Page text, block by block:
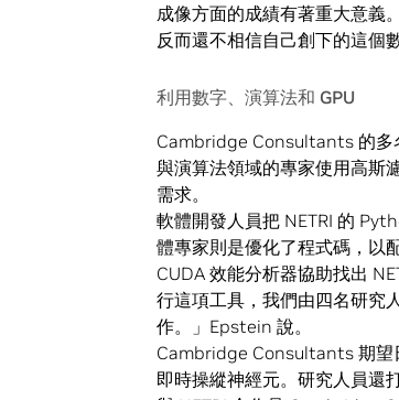
成像方面的成績有著重大意義
反而還不相信自己創下的這個
利用數字、演算法和 GPU
Cambridge Consultants 的多
與演算法領域的專家使用高斯
需求。
軟體開發人員把 NETRI 的
體專家則是優化了程式碼，以
CUDA 效能分析器協助找出
行這項工具，我們由四名研究
作。」Epstein 說。
Cambridge Consultants 期望
即時操縱神經元。研究人員還